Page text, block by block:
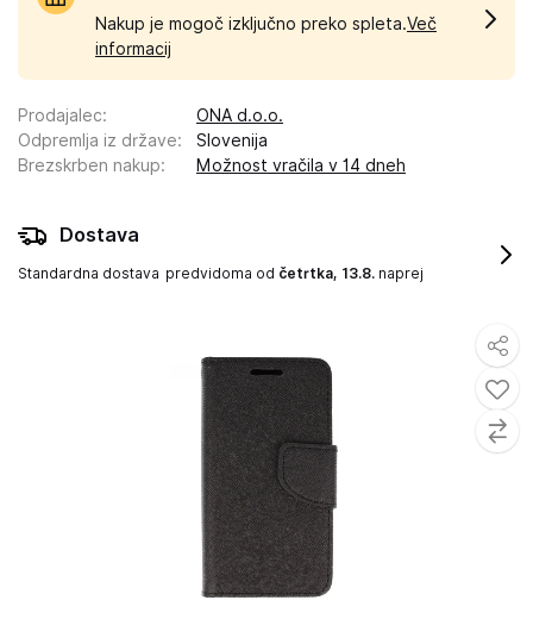
Nakup je mogoč izključno preko spleta.Več
informacij
Prodajalec:
ONA d.o.o.
Odpremlja iz države:
Slovenija
Brezskrben nakup: Možnost vračila v 14 dneh
Dostava
Standardna dostava predvidoma od četrtka, 13.8. naprej